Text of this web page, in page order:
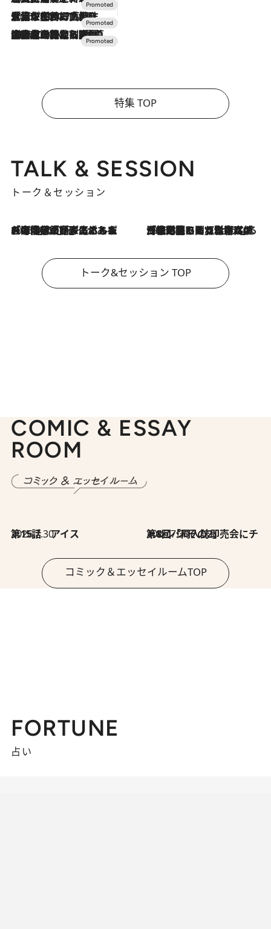
2026.7.17
「土佐和ハーブかき氷」がOMO7高知に登場！生姜、山椒、大葉など目にも舌にも涼を呼ぶ郷土の味
2026.7.10
NEW OPEN！【界 草津】名湯の地に誕生。趣の異なる2種の温泉と上州ならではの会席・蕎麦割烹など美食を味わう究極の癒やし旅
特集 TOP
TALK & SESSION
トーク＆セッション
2026.8.3
「今後値上げがあるとすれば…」「リスクがあるのは今年の冬」エネルギー専門家が語る、ホルムズ海峡封鎖が家庭にもたらす“ある心配” 2026.8.3
「住宅建てられない…」「サーチャージ料の高値が続いている」ホルムズ海峡封鎖による影響はいつまで続く？《エネルギー専門家に聞く“どうなる日本の暮らし”》
トーク&セッション TOP
COMIC & ESSAY
ROOM
2026.7.30
第15話 アイス 2026.7.30
第8回「同人誌即売会にチャレンジ その2」
コミック＆エッセイルームTOP
FORTUNE
占い